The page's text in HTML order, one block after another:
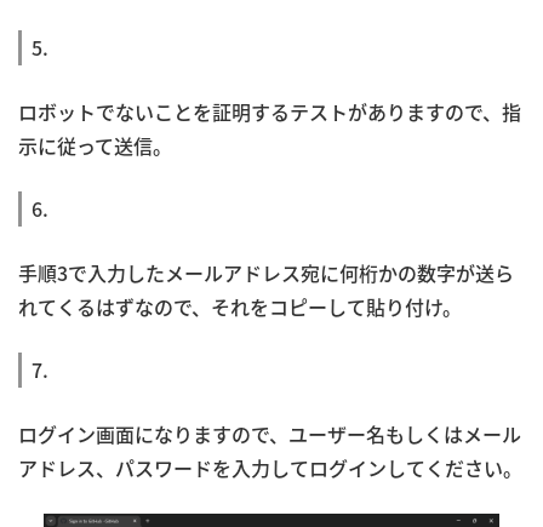
5.
ロボットでないことを証明するテストがありますので、指
示に従って送信。
6.
手順3で入力したメールアドレス宛に何桁かの数字が送ら
れてくるはずなので、それをコピーして貼り付け。
7.
ログイン画面になりますので、ユーザー名もしくはメール
アドレス、パスワードを入力してログインしてください。